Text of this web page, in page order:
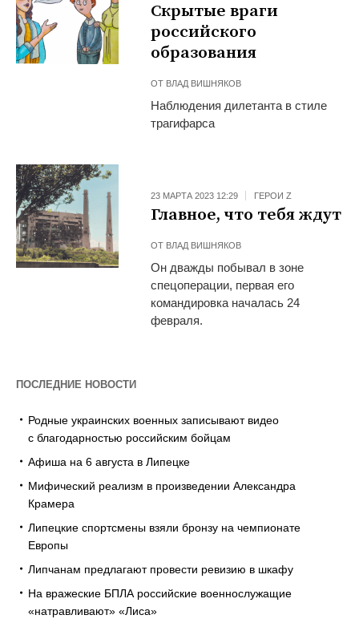
Скрытые враги
российского
образования
ОТ ВЛАД ВИШНЯКОВ
Наблюдения дилетанта в стиле
трагифарса
23 МАРТА 2023 12:29 ГЕРОИ Z
Главное, что тебя ждут
ОТ ВЛАД ВИШНЯКОВ
Он дважды побывал в зоне
спецоперации, первая его
командировка началась 24
февраля.
ПОСЛЕДНИЕ НОВОСТИ
Родные украинских военных записывают видео
с благодарностью российским бойцам
Афиша на 6 августа в Липецке
Мифический реализм в произведении Александра
Крамера
Липецкие спортсмены взяли бронзу на чемпионате
Европы
Липчанам предлагают провести ревизию в шкафу
На вражеские БПЛА российские военнослужащие
«натравливают» «Лиса»